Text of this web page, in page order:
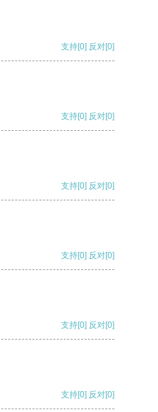
支持[0] 反对[0]
支持[0] 反对[0]
支持[0] 反对[0]
支持[0] 反对[0]
支持[0] 反对[0]
支持[0] 反对[0]